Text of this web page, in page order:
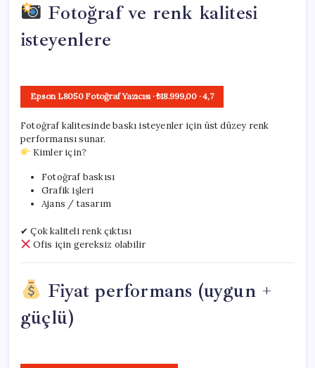
Fotoğraf ve renk kalitesi
isteyenlere
Epson L8050 Fotoğraf Yazıcısı· ₺18.999,00·4,7
Fotoğraf kalitesinde baskı isteyenler için üst düzey renk
performansı sunar.
Kimler için?
Fotoğraf baskısı
Grafik işleri
Ajans / tasarım
✔ Çok kaliteli renk çıktısı
Ofis için gereksiz olabilir
Fiyat performans (uygun +
güçlü)